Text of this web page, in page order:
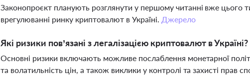
Законопроєкт планують розглянути у першому читанні вже
врегулюванні ринку криптовалют в Україні. Джерело
Які ризики пов’язані з легалізацією криптовалют в Україні?
Основні ризики включають можливе послаблення монетарної
та волатильність цін, а також виклики у контролі та захисті прав